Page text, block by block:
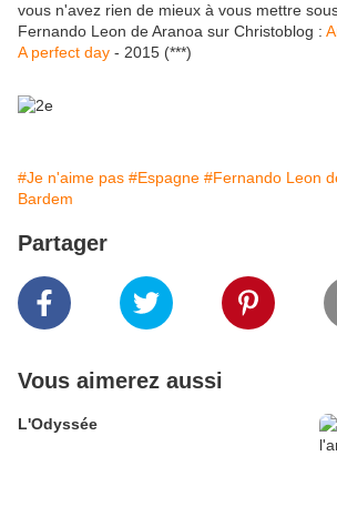
vous n'avez rien de mieux à vous mettre
Fernando Leon de Aranoa sur Christoblog :
A perfect day - 2015 (***)
#Je n'aime pas #Espagne #Fernando Leon
Bardem
Partager
Vous aimerez aussi
L'Odyssée